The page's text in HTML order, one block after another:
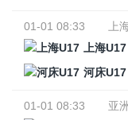
01-01 08:33
上
上海U17
河床U17
01-01 08:33
亚